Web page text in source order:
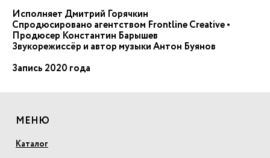
Исполняет Дмитрий Горячкин
Спродюсировано агентством Frontline Creative •
Продюсер Константин Барышев
Звукорежиссёр и автор музыки Антон Буянов
Запись 2020 года
МЕНЮ
Каталог